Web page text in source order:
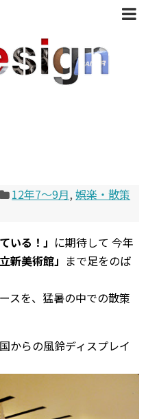
12年7〜9月,娯楽・散策
る！」 に期待して 今年
新美術館」 まで足をのば
スを、猛暑の中での散策
からの風鈴ディスプレイ